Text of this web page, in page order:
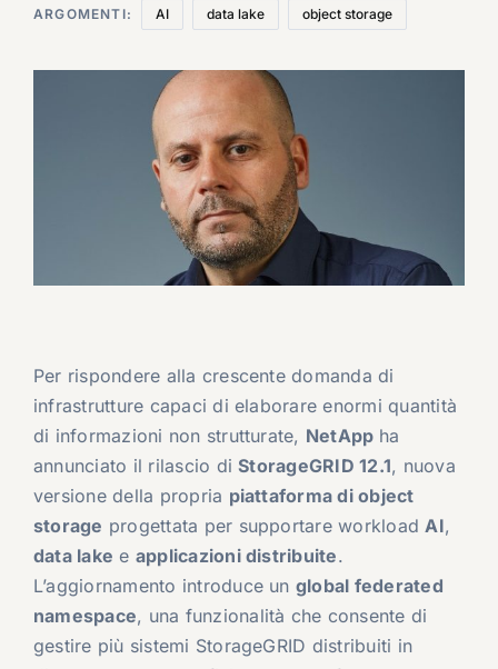
ARGOMENTI: AI data lake object storage
Per rispondere alla crescente domanda di
infrastrutture capaci di elaborare enormi quantità
di informazioni non strutturate, NetApp ha
annunciato il rilascio diStorageGRID 12.1, nuova
versione della propria piattaforma di object
storage progettata per supportare workloadAI,
data lake e applicazioni distribuite.
L’aggiornamento introduce un global federated
namespace, una funzionalità che consente di
gestire più sistemi StorageGRID distribuiti in